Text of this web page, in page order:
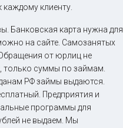
клиенту.
Банковская карта нужна для
на сайте. Самозанятых
от юрлиц не
только суммы по займам.
РФ займы выдаются.
Предприятия и
программы для
не выдаем. Мы